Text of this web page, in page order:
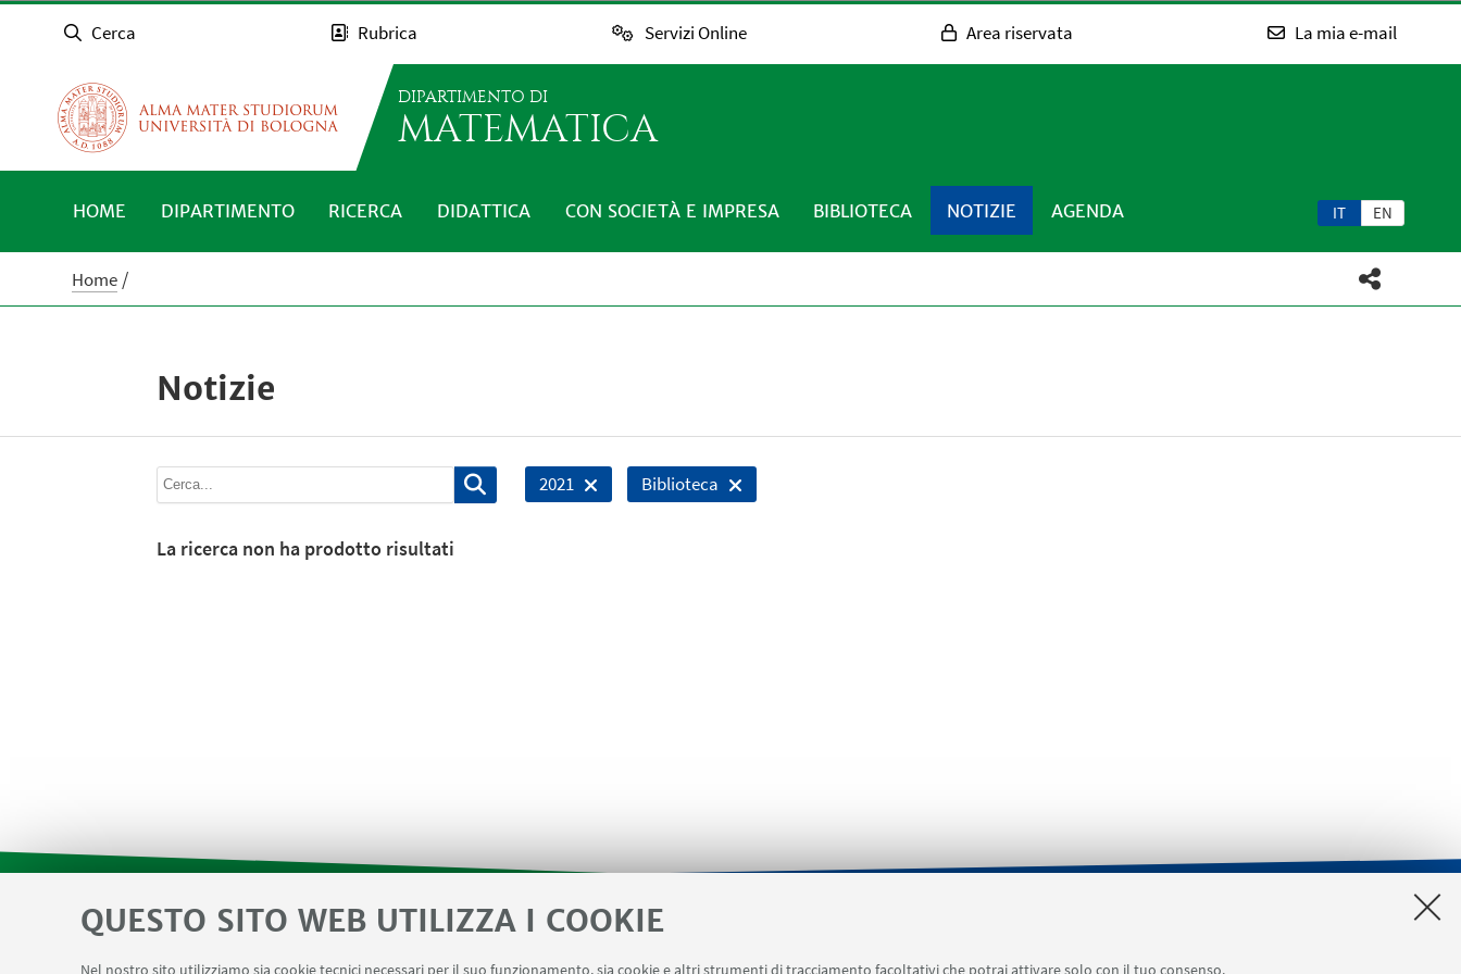
QUESTO SITO WEB UTILIZZA I COOKIE
Nel nostro sito utilizziamo sia cookie tecnici necessari per il suo funzionamento, sia cookie e altri strumenti di tracciamento facoltativi che potrai attivare solo con il tuo consenso.
Cerca Rubrica Servizi Online Area riservata La mia e-mail
DIPARTIMENTO DI
MATEMATICA
IT EN
HOME DIPARTIMENTO RICERCA DIDATTICA CON SOCIETÀ E IMPRESA BIBLIOTECA NOTIZIE AGENDA
Home
Notizie
2021 Biblioteca
La ricerca non ha prodotto risultati
LINK UTILI SEMINARI del Dipartimento MAT info - Informazioni per gli afferenti al Dipartimento di Matematica [accesso riservato] SERVIZI ONLINE interni